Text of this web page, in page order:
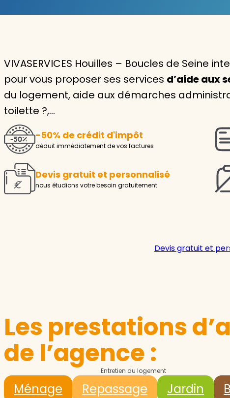
VIVASERVICES Houilles – Boucles de Seine
pour vous proposer ses services d’aide aux
du logement, aide aux démarches
toilette ?,…
-50% de crédit d'impôt
déduit immédiatement de vos factures
Devis gratuit et personnalisé
nous étudions votre besoin gratuitement
Devis gratuit et
Les prestations
de l’agence :
Entretien du logement
Ménage Repassage Jardin